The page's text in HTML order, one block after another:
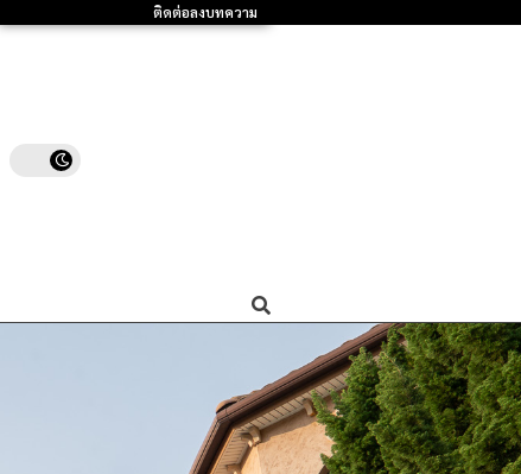
ติดต่อลงบทความ